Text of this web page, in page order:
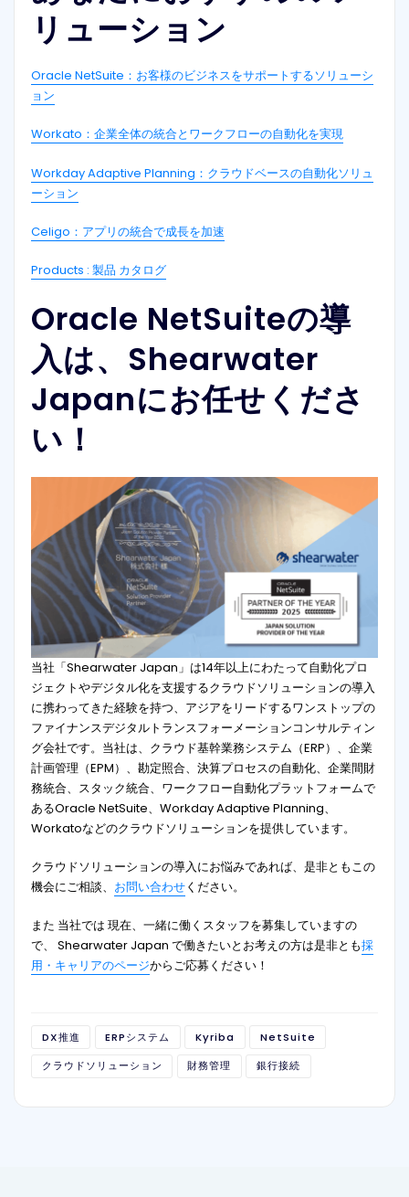
リューション
Oracle NetSuite：お客様のビジネスをサポートするソリューシ
ョン
Workato：企業全体の統合とワークフローの自動化を実現
Workday Adaptive Planning：クラウドベースの自動化ソリュ
ーション
Celigo：アプリの統合で成長を加速
Products : 製品 カタログ
Oracle NetSuiteの導
入は、Shearwater
Japanにお任せくださ
い！
当社「Shearwater Japan」は14年以上にわたって自動化プロ
ジェクトやデジタル化を支援するクラウドソリューションの導入
に携わってきた経験を持つ、アジアをリードするワンストップの
ファイナンスデジタルトランスフォーメーションコンサルティン
グ会社です。当社は、クラウド基幹業務システム（ERP）、企業
計画管理（EPM）、勘定照合、決算プロセスの自動化、企業間財
務統合、スタック統合、ワークフロー自動化プラットフォームで
あるOracle NetSuite、Workday Adaptive Planning、
Workatoなどのクラウドソリューションを提供しています。
クラウドソリューションの導入にお悩みであれば、是非ともこの
機会にご相談、 お問い合わせください。
また 当社では 現在、一緒に働くスタッフを募集していますの
で、 Shearwater Japan で働きたいとお考えの方は是非とも採
用・キャリアのページからご応募ください！
DX推進 ERPシステム Kyriba
NetSuite
クラウドソリューション
財務管理 銀行接続